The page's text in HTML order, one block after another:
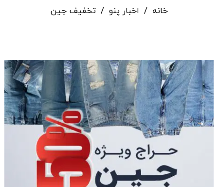
خانه / اخبار پنو / تخفیف جین